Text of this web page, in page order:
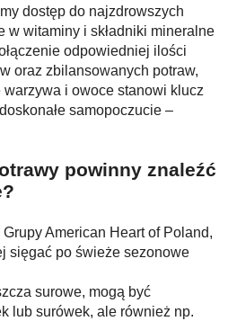
dostęp do najzdrowszych
w witaminy i składniki mineralne
odpowiedniej ilości
oraz zbilansowanych potraw,
i owoce stanowi klucz
samopoczucie –
powinny znaleźć
American Heart of Poland,
sięgać po świeże sezonowe
surowe, mogą być
lub surówek, ale również np.